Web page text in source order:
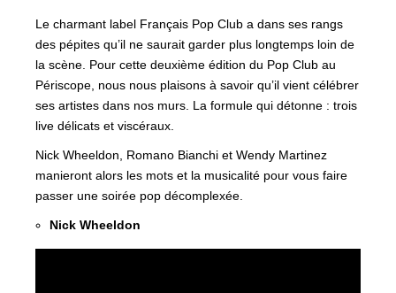
Le charmant label Français Pop Club a dans ses rangs
des pépites qu’il ne saurait garder plus longtemps loin de
la scène. Pour cette deuxième édition du Pop Club au
Périscope, nous nous plaisons à savoir qu’il vient célébrer
ses artistes dans nos murs. La formule qui détonne : trois
live délicats et viscéraux.
Nick Wheeldon, Romano Bianchi et Wendy Martinez
manieront alors les mots et la musicalité pour vous faire
passer une soirée pop décomplexée.
Nick Wheeldon